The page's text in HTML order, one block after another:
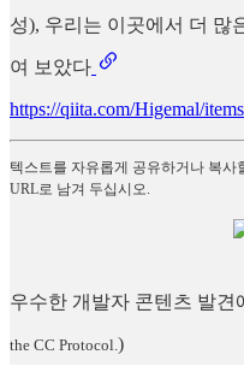
성), 우리는 이곳에서 더 많
여 보았다
https://qiita.com/Higemal/
텍스트를 자유롭게 공유하거나 복
URL로 남겨 두십시오.
우수한 개발자 콘텐츠 발견
the CC Protocol. )